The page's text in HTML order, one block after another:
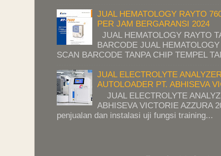
JUAL HEMATOLOGY RAYTO
PER JAM BERGARANSI 2024
JUAL HEMATOLOGY RAYTO
BARCODE JUAL
SCAN BARCODE TANPA CHIP TEMPEL
JUAL ELECTROLYTE
AUTOLOADER PT. ABHISEVA
JUAL ELECTROLYTE
ABHISEVA VICTORIE AZZURA
penjualan dan instalasi uji fungsi training...